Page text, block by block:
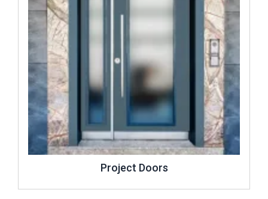
Project Doors